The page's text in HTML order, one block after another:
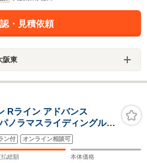
・見積依頼
阪東
Rライン アドバンス
ラマスライディングルー
ウンドシステム オールイ
ーズコントロール 純正ナ
禁煙車 3ゾーンエアコン
ン付 オンライン相談可
払総額 本体価格